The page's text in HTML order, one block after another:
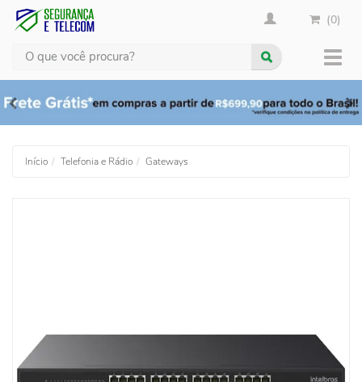
(0)
Busca
Início Telefonia e Rádio Gateways